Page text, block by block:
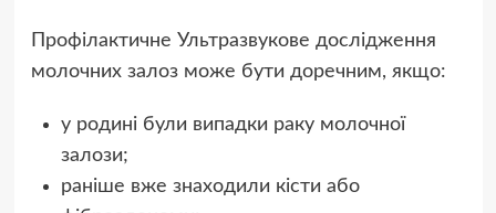
Профілактичне Ультразвукове дослідження
молочних залоз може бути доречним, якщо:
у родині були випадки раку молочної
залози;
раніше вже знаходили кісти або